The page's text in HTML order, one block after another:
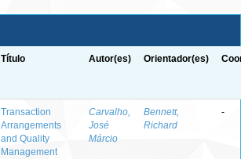
Título Autor(es) Orientador(es)
Transaction
Arrangements
and Quality
Management
Carvalho,
José
Márcio
Bennett,
Richard
-